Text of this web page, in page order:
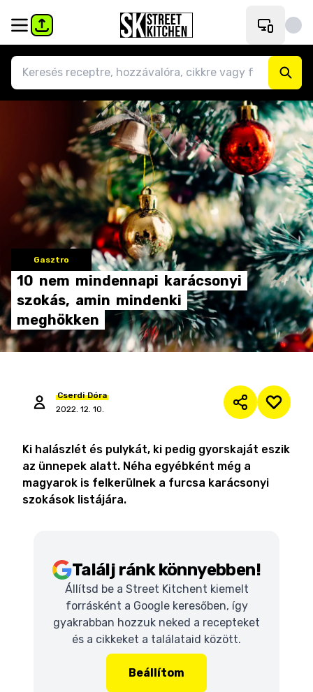
Gasztro
10 nem mindennapi karácsonyi
szokás, amin mindenki
meghökken
Cserdi Dóra
2022. 12. 10.
Ki halászlét és pulykát, ki pedig gyorskaját eszik
az ünnepek alatt. Néha egyébként még a
magyarok is felkerülnek a furcsa karácsonyi
szokások listájára.
Találj ránk könnyebben!
Állítsd be a Street Kitchent kiemelt
forrásként a Google keresőben, így
gyakrabban hozzuk neked a recepteket
és a cikkeket a találataid között.
Beállítom